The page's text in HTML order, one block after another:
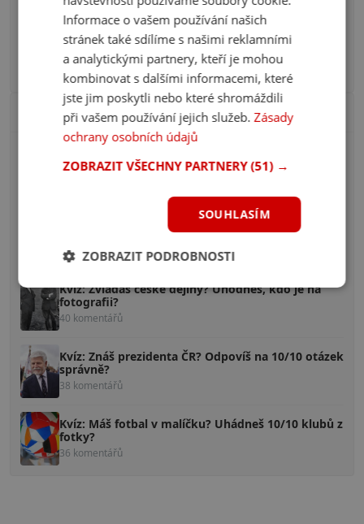
All inclusive pod lupou: Turecko, Egypt nebo
Řecko?
Líbí se 61 čtenářům
Nejžhavější diskuze
Kvíz: Znáš brněnský hantec? Přeložíš 10/10 slov?
Kvíz: Pověsti české, znáš je? Poznáš aspoň 5/10?
Kvíz: Zvládáš české dějiny? Uhodneš, kdo je na
fotografii?
40 komentářů
Kvíz: Znáš prezidenta ČR? Odpovíš na 10/10 otázek
správně?
38 komentářů
Kvíz: Máš fotbal v malíčku? Uhádneš 10/10 klubů z
fotky?
36 komentářů
Informace o vašem používání našich
stránek také sdílíme s našimi reklamními
a analytickými partnery, kteří je mohou
kombinovat s dalšími informacemi, které
jste jim poskytli nebo které shromáždili
při vašem používání jejich služeb.Zásady
ochrany osobních údajů
ZOBRAZIT VŠECHNY PARTNERY(51) →
SOUHLASÍM
ZOBRAZIT PODROBNOSTI